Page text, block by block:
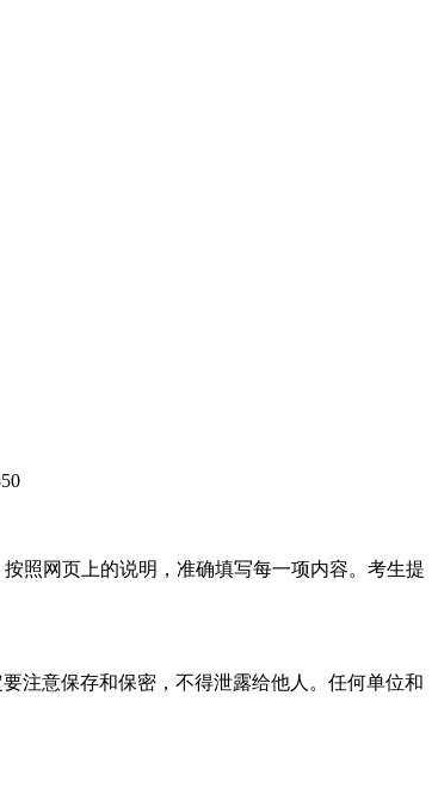
按照网页上的说明，准确填写每一项内容。考生提
注意保存和保密，不得泄露给他人。任何单位和